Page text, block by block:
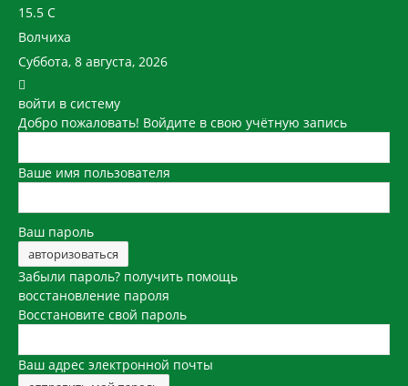
15.5 C
Волчиха
Суббота, 8 августа, 2026
войти в систему
Добро пожаловать! Войдите в свою учётную запись
Ваше имя пользователя
Ваш пароль
Забыли пароль? получить помощь
восстановление пароля
Восстановите свой пароль
Ваш адрес электронной почты